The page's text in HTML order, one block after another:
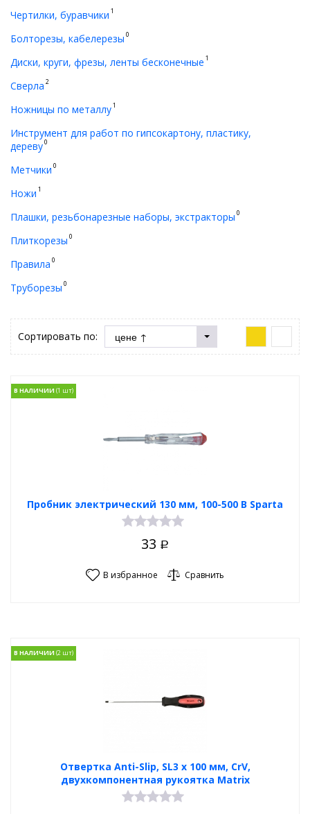
Чертилки, буравчики 1
Болторезы, кабелерезы 0
Диски, круги, фрезы, ленты бесконечные 1
Сверла 2
Ножницы по металлу1
Инструмент для работ по гипсокартону, пластику,
дереву0
Метчики 0
Ножи 1
Плашки, резьбонарезные наборы, экстракторы 0
Плиткорезы 0
Правила 0
Труборезы 0
Сортировать по:
Пробник электрический 130 мм, 100-500 В Sparta
В НАЛИЧИИ
33 Р
В избранное Сравнить
Отвертка Anti-Slip, SL3 х 100 мм, CrV,
двухкомпонентная рукоятка Matrix
В НАЛИЧИИ